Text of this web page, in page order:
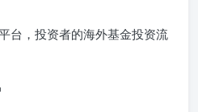
台，投资者的海外基金投资流